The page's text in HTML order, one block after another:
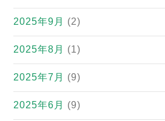
2025年9月 (2)
2025年8月 (1)
2025年7月 (9)
2025年6月 (9)